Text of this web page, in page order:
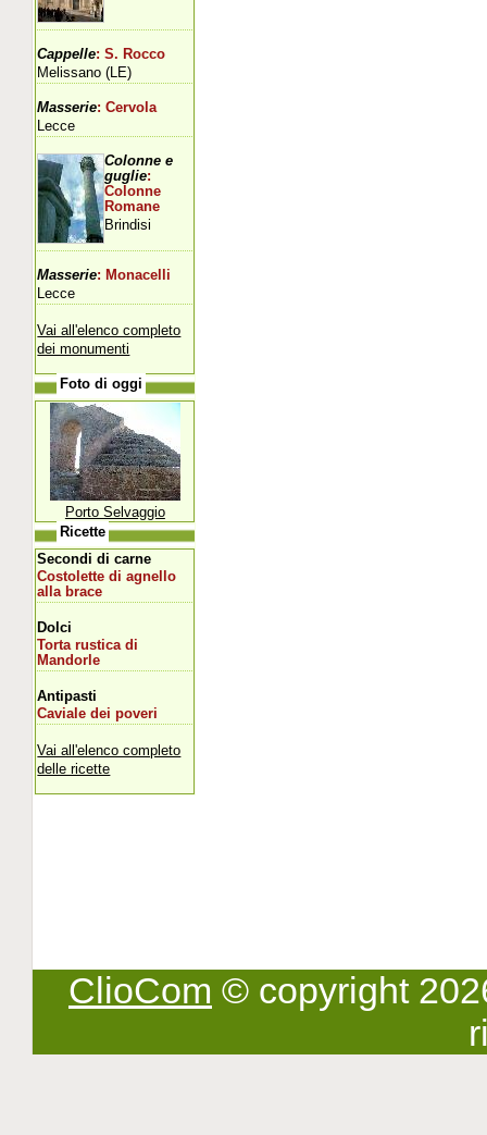
Cappelle: S. Rocco
Melissano (LE)
Masserie: Cervola
Lecce
Colonne e
guglie:
Colonne
Romane
Brindisi
Masserie: Monacelli
Lecce
Vai all'elenco completo
dei monumenti
Foto di oggi
Porto Selvaggio
Ricette
Secondi di carne
Costolette di agnello
alla brace
Dolci
Torta rustica di
Mandorle
Antipasti
Caviale dei poveri
Vai all'elenco completo
delle ricette
ClioCom © copyright